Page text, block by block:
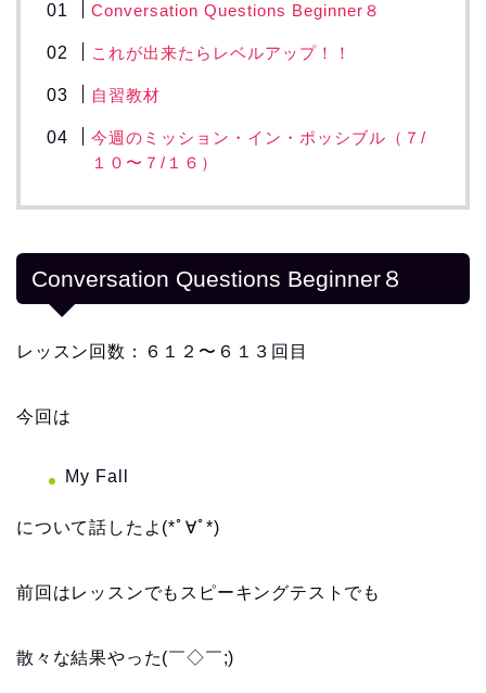
Conversation Questions Beginner８
これが出来たらレベルアップ！！
自習教材
今週のミッション・イン・ポッシブル（７/
１０〜７/１６）
Conversation Questions Beginner８
レッスン回数：６１２〜６１３回目
今回は
My Fall
について話したよ(*ﾟ∀ﾟ*)
前回はレッスンでもスピーキングテストでも
散々な結果やった(￣◇￣;)